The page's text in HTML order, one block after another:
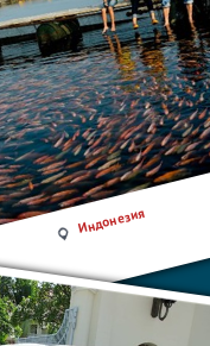
Индонезия